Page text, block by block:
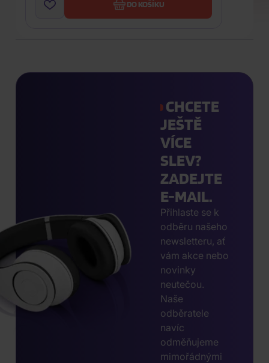
DO KOŠÍKU
CHCETE
JEŠTĚ
VÍCE
SLEV?
ZADEJTE
E-MAIL.
Přihlaste se k
odběru našeho
newsletteru, ať
vám akce nebo
novinky
neutečou.
Naše
odběratele
navíc
odměňujeme
mimořádnými